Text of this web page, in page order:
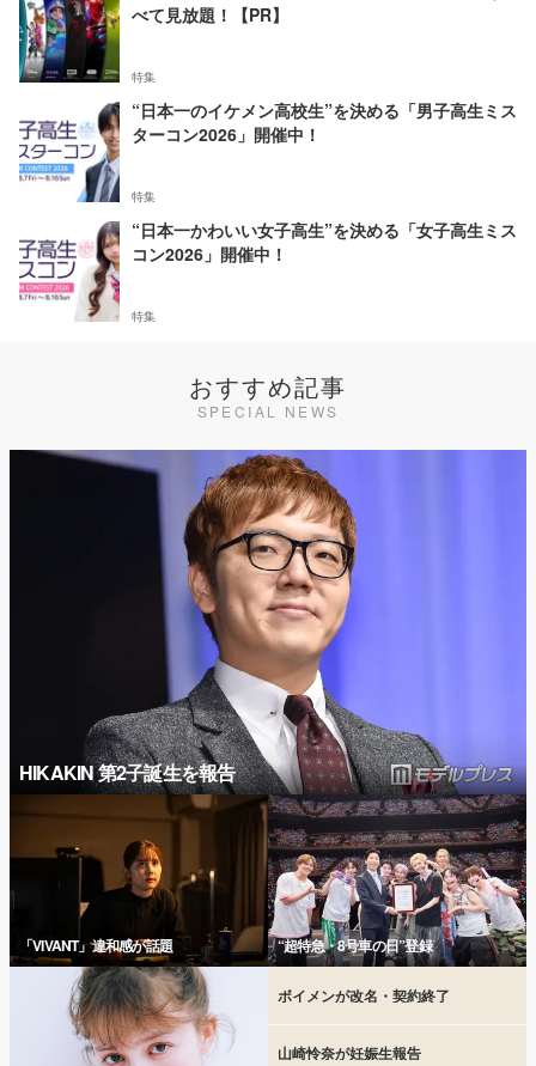
べて見放題！【PR】
特集
“日本一のイケメン高校生”を決める「男子高生ミス
ターコン2026」開催中！
特集
“日本一かわいい女子高生”を決める「女子高生ミス
コン2026」開催中！
特集
おすすめ記事
SPECIAL NEWS
HIKAKIN 第2子誕生を報告
「VIVANT」違和感が話題 “超特急・8号車の日”登録
ボイメンが改名・契約終了
山崎怜奈が妊娠生報告